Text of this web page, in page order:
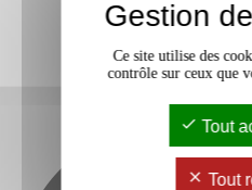
Gestion
Ce site utilise des
contrôle sur ceux que
Tout
Tout